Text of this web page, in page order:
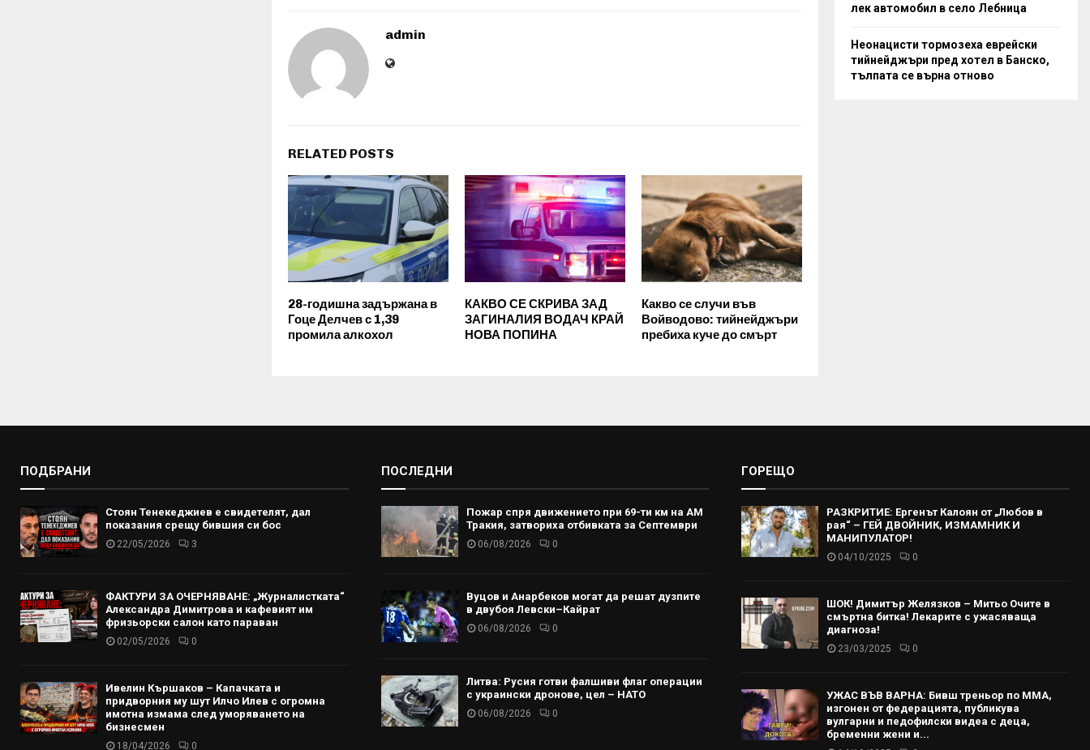
admin
RELATED POSTS
28-годишна задържана в
Гоце Делчев с 1,39
промила алкохол
КАКВО СЕ СКРИВА ЗАД
ЗАГИНАЛИЯ ВОДАЧ КРАЙ
НОВА ПОПИНА
Какво се случи във
Войводово: тийнейджъри
пребиха куче до смърт
лек автомобил в село Лебница
Неонацисти тормозеха еврейски
тийнейджъри пред хотел в Банско,
тълпата се върна отново
ПОДБРАНИ
Стоян Тенекеджиев е свидетелят, дал
показания срещу бившия си бос
22/05/2026 3
ФАКТУРИ ЗА ОЧЕРНЯВАНЕ: „Журналистката“
Александра Димитрова и кафевият им
фризьорски салон като параван
02/05/2026 0
Ивелин Кършаков – Капачката и
придворния му шут Илчо Илев с огромна
имотна измама след уморяването на
бизнесмен
18/04/2026 0
ПОСЛЕДНИ
Пожар спря движението при 69-ти км на АМ
Тракия, затвориха отбивката за Септември
06/08/2026 0
Вуцов и Анарбеков могат да решат дузпите
в двубоя Левски–Кайрат
06/08/2026 0
Литва: Русия готви фалшиви флаг операции
с украински дронове, цел – НАТО
06/08/2026 0
ГОРЕЩО
РАЗКРИТИЕ: Ергенът Калоян от „Любов в
рая“ – ГЕЙ ДВОЙНИК, ИЗМАМНИК И
МАНИПУЛАТОР!
04/10/2025 0
ШОК! Димитър Желязков – Митьо Очите в
смъртна битка! Лекарите с ужасяваща
диагноза!
23/03/2025 0
УЖАС ВЪВ ВАРНА: Бивш треньор по ММА,
изгонен от федерацията, публикува
вулгарни и педофилски видеа с деца,
бременни жени и...